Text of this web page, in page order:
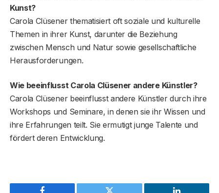
Kunst?
Carola Clüsener thematisiert oft soziale und kulturelle
Themen in ihrer Kunst, darunter die Beziehung
zwischen Mensch und Natur sowie gesellschaftliche
Herausforderungen.
Wie beeinflusst Carola Clüsener andere Künstler?
Carola Clüsener beeinflusst andere Künstler durch ihre
Workshops und Seminare, in denen sie ihr Wissen und
ihre Erfahrungen teilt. Sie ermutigt junge Talente und
fördert deren Entwicklung.